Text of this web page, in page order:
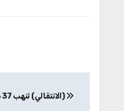
المقالات
(الانتقالي) تنهب 37 مليون ريال في نقطة أمنية بالضالع